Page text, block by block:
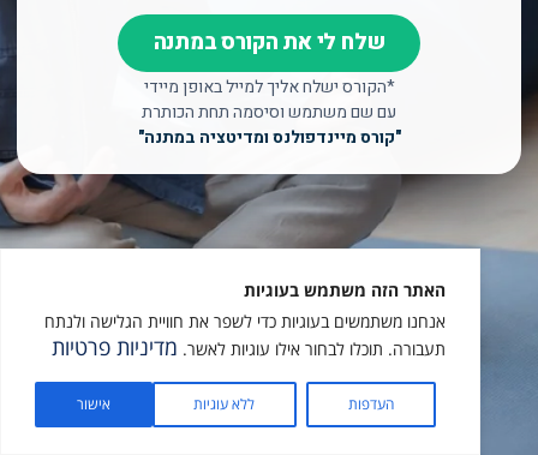
האתר הזה משתמש בעוגיות
אנחנו משתמשים בעוגיות כדי לשפר את חוויית הגלישה ולנתח
תעבורה. תוכלו לבחור אילו עוגיות לאשר. מדיניות פרטיות
העדפות ללא עוגיות אישור
שלח לי את הקורס במתנה
*הקורס ישלח אליך למייל באופן מיידי
עם שם משתמש וסיסמה תחת הכותרת
"קורס מיינדפולנס ומדיטציה במתנה"